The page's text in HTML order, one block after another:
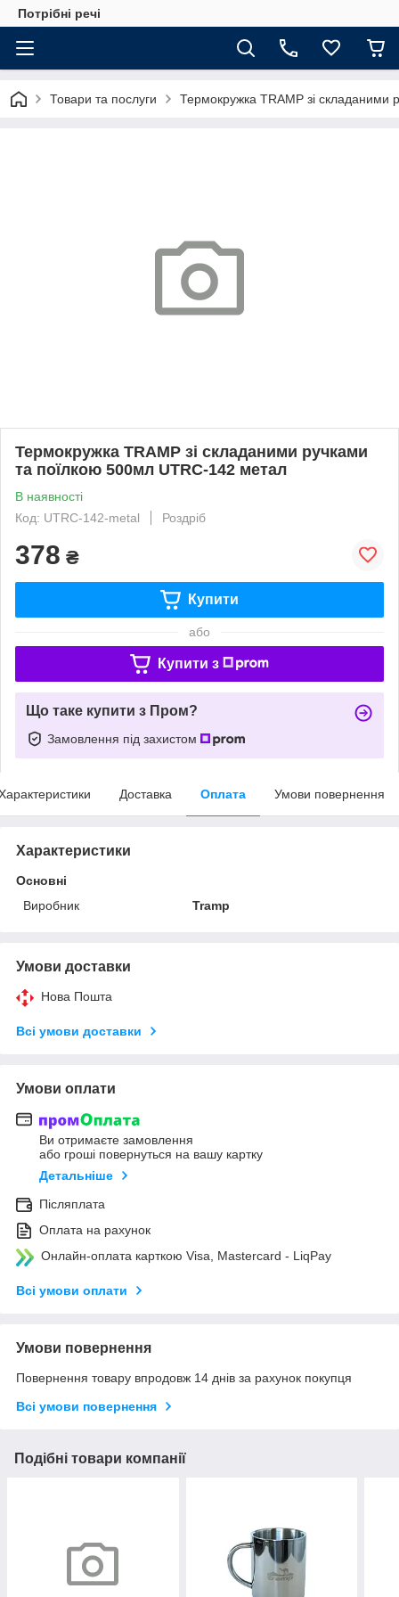
Потрібні речі
Товари та послуги Термокружка TRAMP зі
Термокружка TRAMP зі складаними ручками
та поїлкою 500мл UTRC-142 метал
В наявності
Код: UTRC-142-metal
Роздріб
378 ₴
Купити
або
Купити з
Що таке купити з Пром?
Замовлення під захистом
Доставка Оплата Умови повернення
Характеристики
Основні
Виробник
Tramp
Умови доставки
Нова Пошта
Всі умови доставки
Умови оплати
Ви отримаєте замовлення
або гроші повернуться на вашу картку
Детальніше
Післяплата
Оплата на рахунок
Онлайн-оплата карткою Visa, Mastercard - LiqPay
Всі умови оплати
Умови повернення
Повернення товару впродовж 14 днів за рахунок покупця
Всі умови повернення
Подібні товари компанії